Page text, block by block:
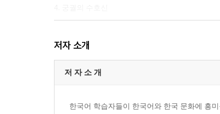
1. 임금의 하루
2. 왕실의 결혼
3. 궁녀들의 생활
단어 목록
저자 소개
저 자 소 개
한국어 학습자들이 한국어와 한국 문화에 흥